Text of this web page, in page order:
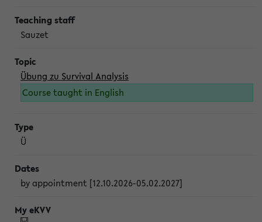
Sauzet
Übung zu Survival Analysis
Course taught in English
Ü
by appointment [12.10.2026-05.02.2027]